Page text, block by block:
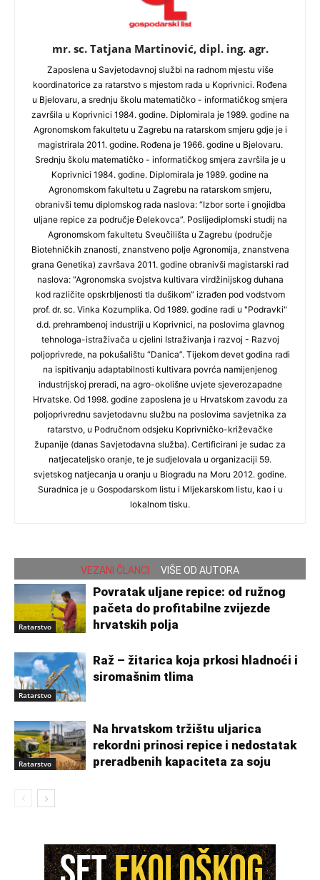
mr. sc. Tatjana Martinović, dipl. ing. agr.
Zaposlena u Savjetodavnoj službi na radnom mjestu više
koordinatorice za ratarstvo s mjestom rada u Koprivnici. Rođena
u Bjelovaru, a srednju školu matematičko - informatičkog smjera
završila u Koprivnici 1984. godine. Diplomirala je 1989. godine na
Agronomskom fakultetu u Zagrebu na ratarskom smjeru gdje je i
magistrirala 2011. godine. Rođena je 1966. godine u Bjelovaru.
Srednju školu matematičko - informatičkog smjera završila je u
Koprivnici 1984. godine. Diplomirala je 1989. godine na
Agronomskom fakultetu u Zagrebu na ratarskom smjeru,
obranivši temu diplomskog rada naslova: “Izbor sorte i gnojidba
uljane repice za područje Đelekovca”. Poslijediplomski studij na
Agronomskom fakultetu Sveučilišta u Zagrebu (područje
Biotehničkih znanosti, znanstveno polje Agronomija, znanstvena
grana Genetika) završava 2011. godine obranivši magistarski rad
naslova: “Agronomska svojstva kultivara virdžinijskog duhana
kod različite opskrbljenosti tla dušikom” izrađen pod vodstvom
prof. dr. sc. Vinka Kozumplika. Od 1989. godine radi u "Podravki"
d.d. prehrambenoj industriji u Koprivnici, na poslovima glavnog
tehnologa-istraživača u cjelini Istraživanja i razvoj - Razvoj
poljoprivrede, na pokušalištu “Danica”. Tijekom devet godina radi
na ispitivanju adaptabilnosti kultivara povrća namijenjenog
industrijskoj preradi, na agro-okolišne uvjete sjeverozapadne
Hrvatske. Od 1998. godine zaposlena je u Hrvatskom zavodu za
poljoprivrednu savjetodavnu službu na poslovima savjetnika za
ratarstvo, u Područnom odsjeku Koprivničko-križevačke
županije (danas Savjetodavna služba). Certificirani je sudac za
natjecateljsko oranje, te je sudjelovala u organizaciji 59.
svjetskog natjecanja u oranju u Biogradu na Moru 2012. godine.
Suradnica je u Gospodarskom listu i Mljekarskom listu, kao i u
lokalnom tisku.
VEZANI ČLANCI VIŠE OD AUTORA
Ratarstvo
Povratak uljane repice: od ružnog
pačeta do profitabilne zvijezde
hrvatskih polja
Ratarstvo
Raž – žitarica koja prkosi hladnoći i
siromašnim tlima
Ratarstvo
Na hrvatskom tržištu uljarica
rekordni prinosi repice i nedostatak
preradbenih kapaciteta za soju